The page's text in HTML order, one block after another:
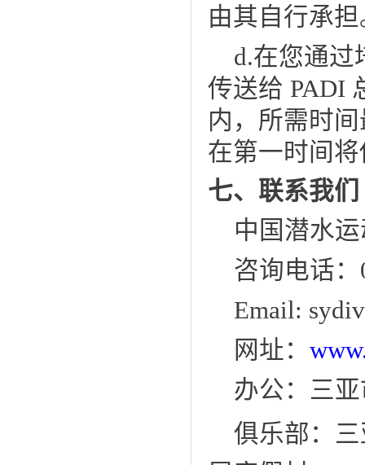
由其自行承担
d.在您通过
传送给 PADI
内，所需时
在第一时间将
七、 联系我们
中国潜水
咨询电话：
Email:
网址：
办公：三
俱乐部：